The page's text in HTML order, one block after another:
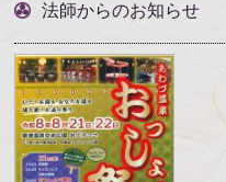
法師からのお知らせ